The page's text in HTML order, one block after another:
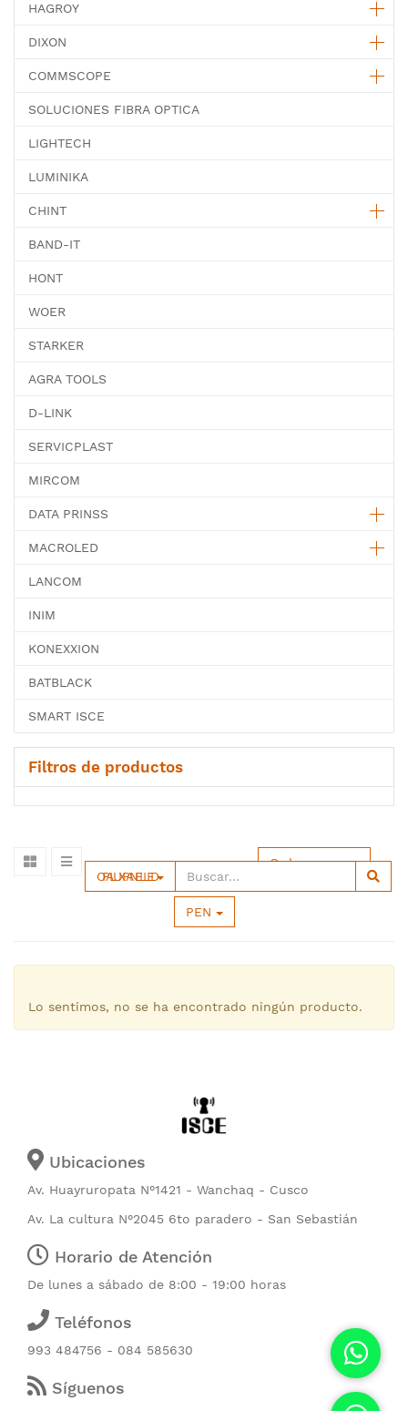
HAGROY
DIXON
COMMSCOPE
SOLUCIONES FIBRA OPTICA
LIGHTECH
LUMINIKA
CHINT
BAND-IT
HONT
WOER
STARKER
AGRA TOOLS
D-LINK
SERVICPLAST
MIRCOM
DATA PRINSS
MACROLED
LANCOM
INIM
KONEXXION
BATBLACK
SMART ISCE
Filtros de productos
OPALUX PANEL LED
PEN
Ordenar por
Lo sentimos, no se ha encontrado ningún producto.
Ubicaciones
Av. Huayruropata N°1421 - Wanchaq - Cusco
Av. La cultura N°2045 6to paradero - San Sebastián
Horario de Atención
De lunes a sábado de 8:00 - 19:00 horas
Teléfonos
993 484756 - 084 585630
Síguenos